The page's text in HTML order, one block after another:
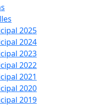
2025
2024
2023
2022
2021
2020
2019